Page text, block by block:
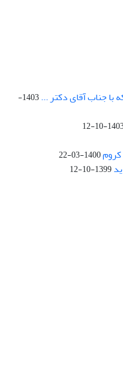
با جناب آقای دکتر ...
1403-
1403-
1400-03-22
1399-10-12